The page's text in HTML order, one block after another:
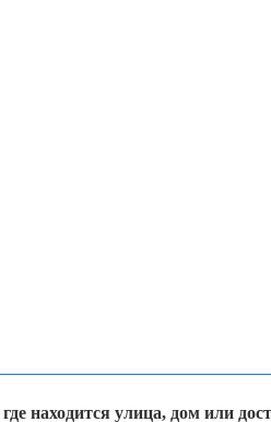
находится улица, дом или